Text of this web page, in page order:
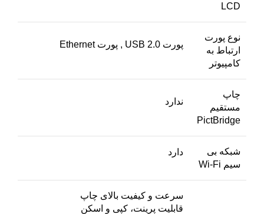
LCD
نوع پورت
ارتباط به
کامپیوتر
پورت USB 2.0 , پورت Ethernet
چاپ
مستقیم
PictBridge
ندارد
شبکه بی
سیم Wi-Fi
دارد
سرعت و کیفیت بالای چاپ
قابلیت پرینت، کپی و اسکن